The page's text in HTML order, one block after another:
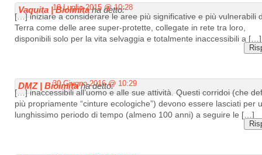
Vaquita | Bioimita ha detto:
10 Luglio 2015 @ 10:28
[…] iniziare a considerare le aree più significative e più vulnerabili
Terra come delle aree super-protette, collegate in rete tra loro,
disponibili solo per la vita selvaggia e totalmente inaccessibili a […]
DMZ | Bioimita ha detto:
30 Giugno 2016 @ 10:29
[…] inaccessibili all’uomo e alle sue attività. Questi corridoi (che
più propriamente “cinture ecologiche”) devono essere lasciati per
lunghissimo periodo di tempo (almeno 100 anni) a seguire le […]